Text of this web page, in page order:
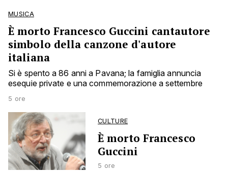
MUSICA
È morto Francesco Guccini cantautore
simbolo della canzone d'autore
italiana
Si è spento a 86 anni a Pavana; la famiglia annuncia
esequie private e una commemorazione a settembre
5 ore
CULTURE
È morto Francesco
Guccini
5 ore